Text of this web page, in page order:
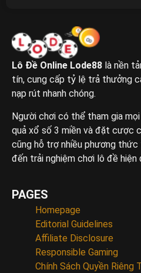
Lô Đề Online Lode88 là nền
tín, cung cấp tỷ lệ trả thưởng
nạp rút nhanh chóng.
Người chơi có thể tham gia
quả xổ số 3 miền và đặt cược
cũng hỗ trợ nhiều phương thức
đến trải nghiệm chơi lô đề hiện
PAGES
Homepage
Editorial Guidelines
Affiliate Disclosure
Responsible Gaming
Chính Sách Quyền Riêng